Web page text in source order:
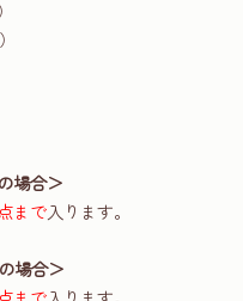
場合＞
まで入ります。
場合＞